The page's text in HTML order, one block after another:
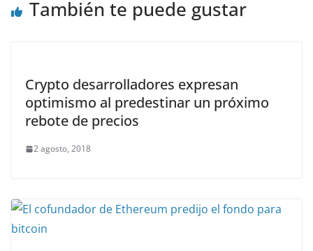
También te puede gustar
Crypto desarrolladores expresan
optimismo al predestinar un próximo
rebote de precios
2 agosto, 2018